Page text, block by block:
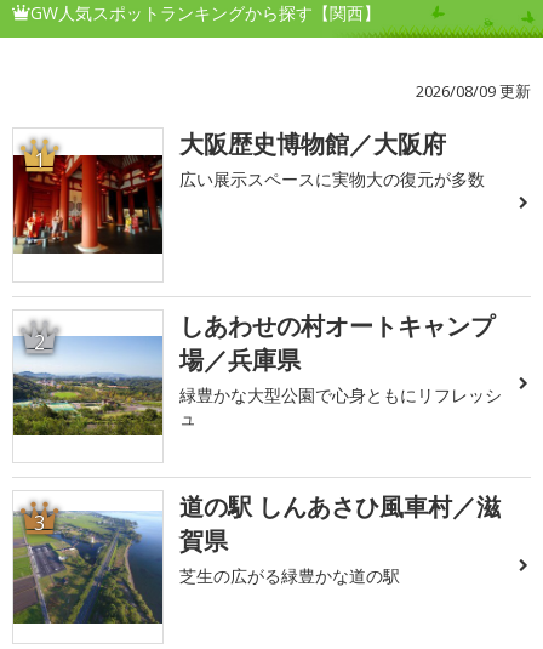
GW人気スポットランキングから探す【関西】
2026/08/09 更新
1 大阪歴史博物館／大阪府
広い展示スペースに実物大の復元が多数
2
しあわせの村オートキャンプ
場／兵庫県
緑豊かな大型公園で心身ともにリフレッシ
ュ
3
道の駅 しんあさひ風車村／滋
賀県
芝生の広がる緑豊かな道の駅